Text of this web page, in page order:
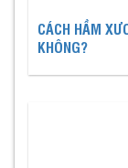
CÁCH HẦM
KHÔNG?